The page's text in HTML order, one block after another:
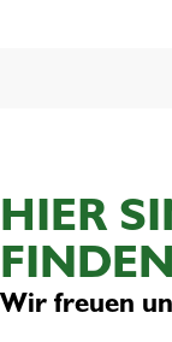
HIER
FINDEN
Wir freuen